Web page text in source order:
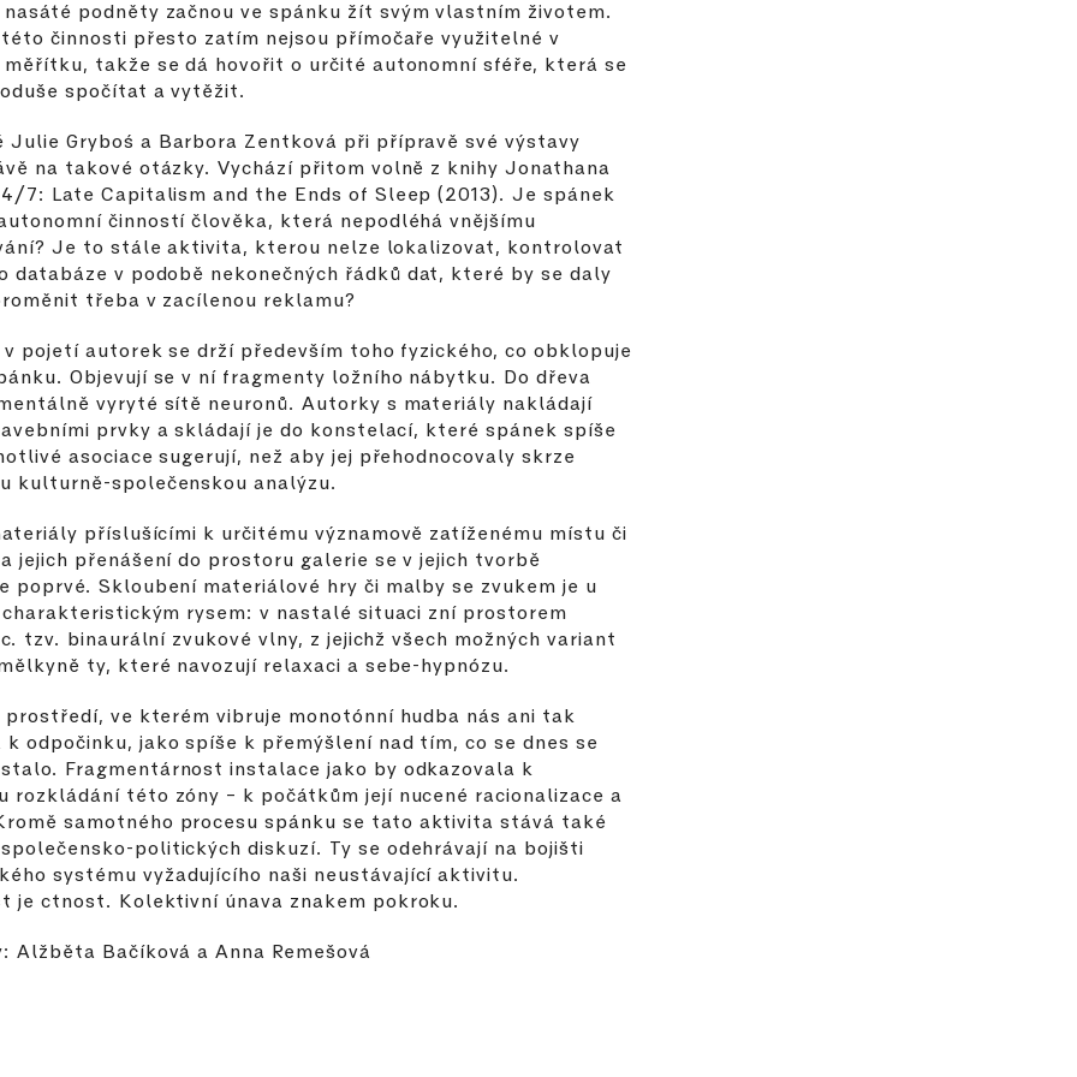
nasáté podněty začnou ve spánku žít svým vlastním životem.
činnosti přesto zatím nejsou přímočaře využitelné v
měřítku, takže se dá hovořit o určité autonomní sféře, která se
spočítat a vytěžit.
Julie Gryboś a Barbora Zentková při přípravě své výstavy
na takové otázky. Vychází přitom volně z knihy Jonathana
7: Late Capitalism and the Ends of Sleep (2013). Je spánek
činností člověka, která nepodléhá vnějšímu
Je to stále aktivita, kterou nelze lokalizovat, kontrolovat
databáze v podobě nekonečných řádků dat, které by se daly
třeba v zacílenou reklamu?
pojetí autorek se drží především toho fyzického, co obklopuje
Objevují se v ní fragmenty ložního nábytku. Do dřeva
vyryté sítě neuronů. Autorky s materiály nakládají
prvky a skládají je do konstelací, které spánek spíše
asociace sugerují, než aby jej přehodnocovaly skrze
kulturně-společenskou analýzu.
příslušícími k určitému významově zatíženému místu či
jejich přenášení do prostoru galerie se v jejich tvorbě
poprvé. Skloubení materiálové hry či malby se zvukem je u
rysem: v nastalé situaci zní prostorem
tzv. binaurální zvukové vlny, z jejichž všech možných variant
ty, které navozují relaxaci a sebe-hypnózu.
prostředí, ve kterém vibruje monotónní hudba nás ani tak
k odpočinku, jako spíše k přemýšlení nad tím, co se dnes se
Fragmentárnost instalace jako by odkazovala k
rozkládání této zóny – k počátkům její nucené racionalizace a
samotného procesu spánku se tato aktivita stává také
politických diskuzí. Ty se odehrávají na bojišti
systému vyžadujícího naši neustávající aktivitu.
je ctnost. Kolektivní únava znakem pokroku.
Alžběta Bačíková a Anna Remešová